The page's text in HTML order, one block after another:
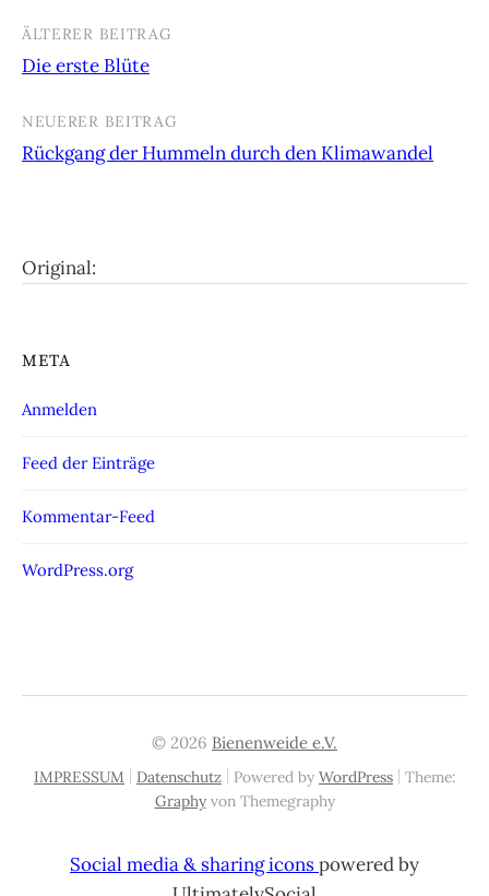
Beitrags-
Navigation
ÄLTERER BEITRAG
Die erste Blüte
NEUERER BEITRAG
Rückgang der Hummeln durch den Klimawandel
Original:
META
Anmelden
Feed der Einträge
Kommentar-Feed
WordPress.org
© 2026 Bienenweide e.V.
IMPRESSUM | Datenschutz | Powered by WordPress | Theme:
Graphyvon Themegraphy
Social media & sharing iconspowered by